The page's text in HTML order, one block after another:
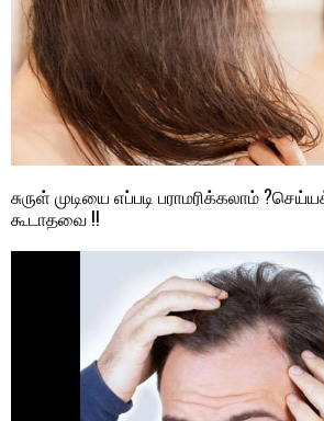
சுருள் முடியை எப்படி பராமரிக்கலாம்
கூடாதவை !!